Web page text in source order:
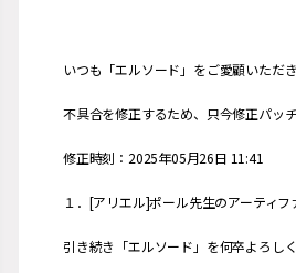
いつも「エルソード」をご愛顧いただ
不具合を修正するため、只今修正パッ
修正時刻：2025年05月26日 11:41
１．[アリエル]ポール先生のアーティ
引き続き「エルソード」を何卒よろし